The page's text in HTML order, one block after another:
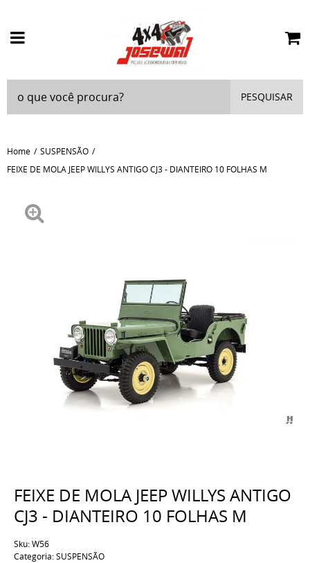
PESQUISAR
Home
SUSPENSÃO
FEIXE DE MOLA JEEP WILLYS ANTIGO CJ3 - DIANTEIRO 10 FOLHAS M
FEIXE DE MOLA JEEP WILLYS ANTIGO
CJ3 - DIANTEIRO 10 FOLHAS M
Sku:W56
Categoria:SUSPENSÃO